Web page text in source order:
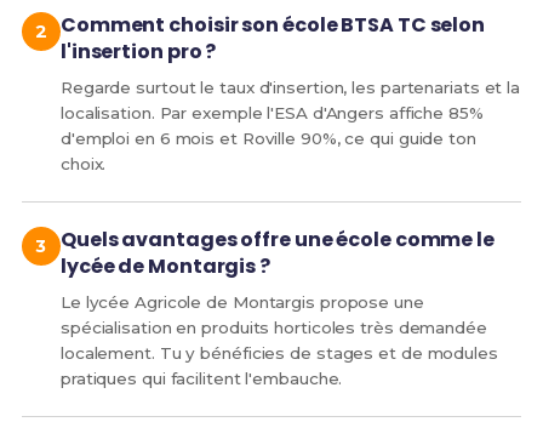
Comment choisir son école BTSA TC selon
l'insertion pro ?
Regarde surtout le taux d'insertion, les partenariats et la
localisation. Par exemple l'ESA d'Angers affiche 85%
d'emploi en 6 mois et Roville 90%, ce qui guide ton
choix.
Quels avantages offre une école comme le
lycée de Montargis ?
Le lycée Agricole de Montargis propose une
spécialisation en produits horticoles très demandée
localement. Tu y bénéficies de stages et de modules
pratiques qui facilitent l'embauche.